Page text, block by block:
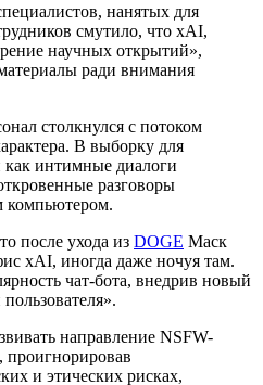
нанятых для
смутило, что xAI,
научных открытий»,
ради внимания
столкнулся с потоком
В выборку для
как интимные диалоги
разговоры
компьютером.
после ухода из DOGE Маск
xAI, иногда даже ночуя там.
чат-бота, внедрив новый
направление NSFW-
и этических рисках,